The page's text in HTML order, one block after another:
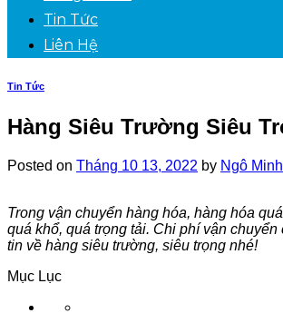
Tin Tức
Liên Hệ
Tin Tức
Hàng Siêu Trường Siêu
Posted on Tháng 10 13, 2022 by Ngô
Trong vận chuyển hàng hóa, hàng hóa
quá khổ, quá trọng tải. Chi phí vận
tin về hàng siêu trường, siêu trọng nhé!
Mục Lục